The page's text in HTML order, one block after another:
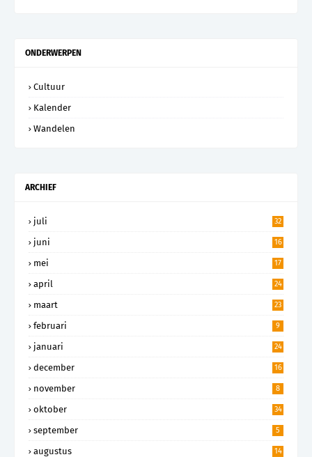
ONDERWERPEN
Cultuur
Kalender
Wandelen
ARCHIEF
juli 32
juni 16
mei 17
april 24
maart 23
februari 9
januari 24
december 16
november 8
oktober 34
september 5
augustus 14